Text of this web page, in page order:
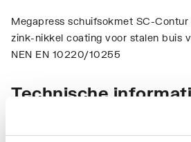
Megapress schuifsokmet SC-Contur
zink-nikkel coating voor stalen buis
NEN EN 10220/10255
Technische